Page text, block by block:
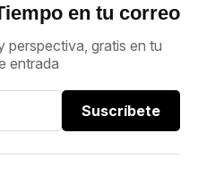
en tu correo
perspectiva, gratis en tu
entrada
Suscríbete